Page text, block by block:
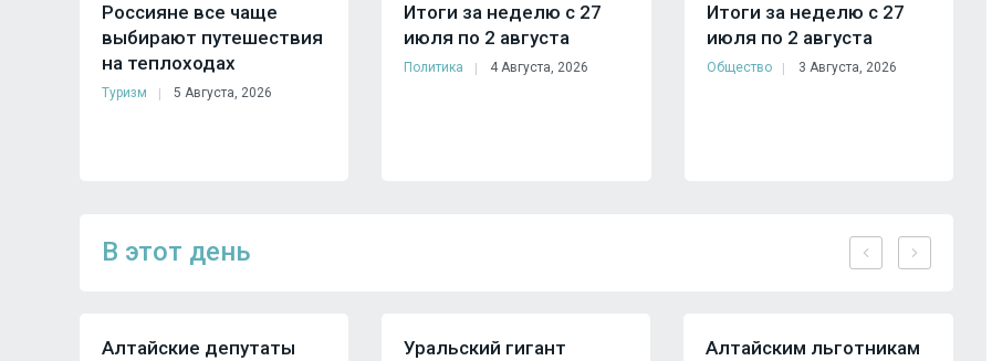
Россияне все чаще
выбирают путешествия
на теплоходах
Туризм 5 Августа, 2026
Итоги за неделю с 27
июля по 2 августа
Политика 4 Августа, 2026
Итоги за неделю с 27
июля по 2 августа
Общество 3 Августа, 2026
В этот день
Алтайские депутаты
Уральский гигант
Алтайским льготникам